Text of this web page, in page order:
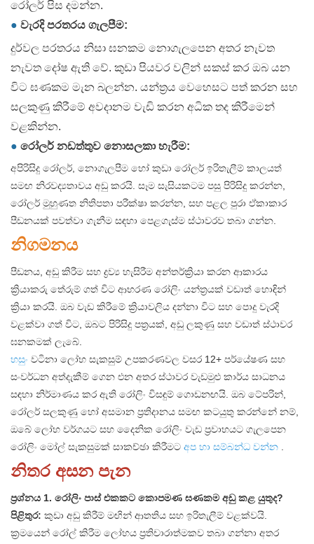
රෝලර් පිස දමන්න.
● වැරදි පරතරය ගැලපීම:
දුර්වල පරතරය නිසා ඝනකම නොගැලපෙන අතර නැවත
නැවත දෝෂ ඇති වේ. කුඩා පියවර වලින් සකස් කර ඔබ යන
විට ඝණකම මැන බලන්න. යන්ත්‍රය වෙහෙසට පත් කරන සහ
සලකුණු කිරීමේ අවදානම වැඩි කරන අධික තද කිරීමෙන්
වළකින්න.
● රෝලර් නඩත්තුව නොසලකා හැරීම:
අපිරිසිදු රෝලර්, නොගැලපීම හෝ කුඩා රෝලර් ඉරිතැලීම් කාලයත්
සමඟ නිරවද්‍යතාවය අඩු කරයි. සෑම සැසියකටම පසු පිරිසිදු කරන්න,
රෝලර් මුහුණත නිතිපතා පරීක්ෂා කරන්න, සහ පළල පුරා ඒකාකාර
පීඩනයක් පවත්වා ගැනීම සඳහා පෙළගැස්ම ස්ථාවරව තබා ගන්න.
නිගමනය
පීඩනය, අඩු කිරීම සහ ද්‍රව්‍ය හැසිරීම අන්තර්ක්‍රියා කරන ආකාරය
ක්‍රියාකරු තේරුම් ගත් විට ආභරණ රෝලිං යන්ත්‍රයක් වඩාත් හොඳින්
ක්‍රියා කරයි. ඔබ වැඩ කිරීමේ ක්‍රියාවලිය දන්නා විට සහ පොදු වැරදි
වළක්වා ගත් විට, ඔබට පිරිසිදු පත්‍රයක්, අඩු ලකුණු සහ වඩාත් ස්ථාවර
ඝනකමක් ලැබේ.
හසුං වටිනා ලෝහ සැකසුම් උපකරණවල වසර 12+ පර්යේෂණ සහ
සංවර්ධන අත්දැකීම් ගෙන එන අතර ස්ථාවර වැඩමුළු කාර්ය සාධනය
සඳහා නිර්මාණය කර ඇති රෝලිං විසඳුම් ගොඩනඟයි. ඔබ ටේපරින්,
රෝලර් සලකුණු හෝ අසමාන ප්‍රතිදානය සමඟ කටයුතු කරන්නේ නම්,
ඔබේ ලෝහ වර්ගයට සහ දෛනික රෝලිං වැඩ ප්‍රවාහයට ගැලපෙන
රෝලිං මෝල් සැකසුමක් සාකච්ඡා කිරීමට අප හා සම්බන්ධ වන්න .
නිතර අසන පැන
ප්‍රශ්නය 1. රෝලිං පාස් එකකට කොපමණ ඝණකම අඩු කළ යුතුද?
පිළිතුර: කුඩා අඩු කිරීම් මඟින් ආතතිය සහ ඉරිතැලීම් වළක්වයි.
ක්‍රමයෙන් රෝල් කිරීම ලෝහය ප්‍රතිචාරාත්මකව තබා ගන්නා අතර